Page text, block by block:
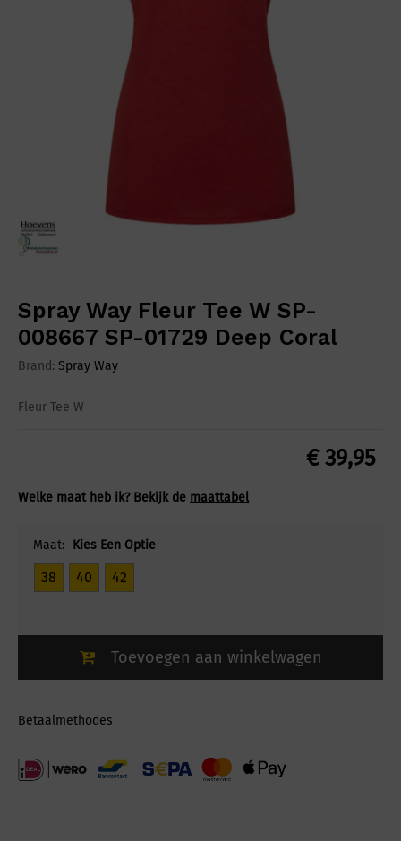
Spray Way Fleur Tee W SP-
008667 SP-01729 Deep Coral
Brand: Spray Way
Fleur Tee W
€39,95
Welke maat heb ik? Bekijk de maattabel
Maat: Kies Een Optie
38 40 42
Toevoegen aan winkelwagen
Betaalmethodes